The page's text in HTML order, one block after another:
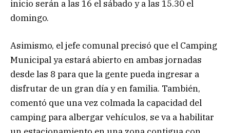
inicio serán a las 16 el sábado y a las 15.30 el
domingo.
Asimismo, el jefe comunal precisó que el Camping
Municipal ya estará abierto en ambas jornadas
desde las 8 para que la gente pueda ingresar a
disfrutar de un gran día y en familia. También,
comentó que una vez colmada la capacidad del
camping para albergar vehículos, se va a habilitar